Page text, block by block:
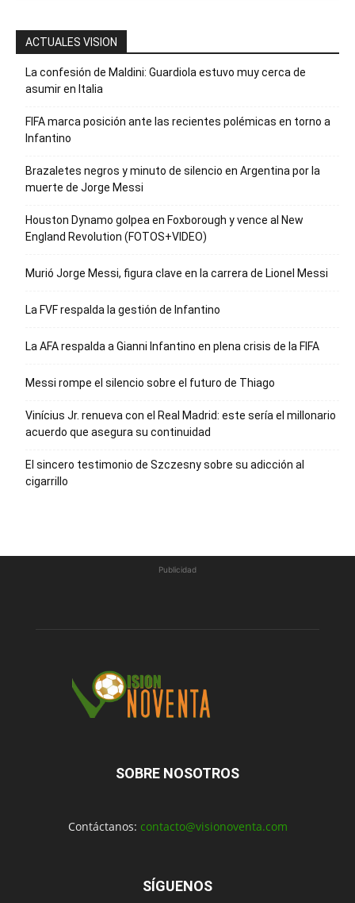
ACTUALES VISION
La confesión de Maldini: Guardiola estuvo muy cerca de
asumir en Italia
FIFA marca posición ante las recientes polémicas en torno a
Infantino
Brazaletes negros y minuto de silencio en Argentina por la
muerte de Jorge Messi
Houston Dynamo golpea en Foxborough y vence al New
England Revolution (FOTOS+VIDEO)
Murió Jorge Messi, figura clave en la carrera de Lionel Messi
La FVF respalda la gestión de Infantino
La AFA respalda a Gianni Infantino en plena crisis de la FIFA
Messi rompe el silencio sobre el futuro de Thiago
Vinícius Jr. renueva con el Real Madrid: este sería el millonario
acuerdo que asegura su continuidad
El sincero testimonio de Szczesny sobre su adicción al
cigarrillo
Publicidad
SOBRE NOSOTROS
Contáctanos: contacto@visionoventa.com
SÍGUENOS